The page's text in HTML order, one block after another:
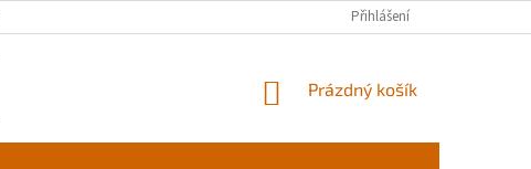
Přihlášení
NÁKUPNÍ
Prázdný košík